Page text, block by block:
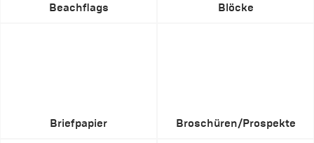
Beachflags Blöcke
Briefpapier Broschüren/Prospekte